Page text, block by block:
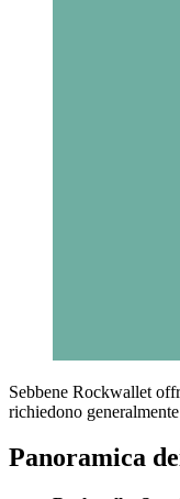
Sebbene Rockwallet
richiedono
Panoramica